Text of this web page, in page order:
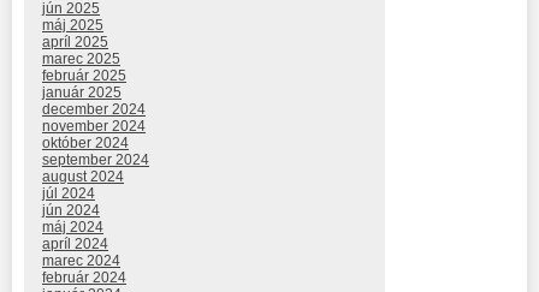
jún 2025
máj 2025
apríl 2025
marec 2025
február 2025
január 2025
december 2024
november 2024
október 2024
september 2024
august 2024
júl 2024
jún 2024
máj 2024
apríl 2024
marec 2024
február 2024